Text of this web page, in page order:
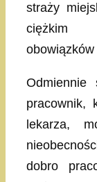
straży
ciężkim
Odmiennie
pracownik,
lekarza,
dobro